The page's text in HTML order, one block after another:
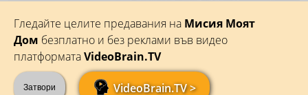
Профили за ъгли и ръбове за
гипсокартон
Гледайте целите предавания на Мисия Моят
Дом безплатно и без реклами във видео
платформатаVideoBrain.TV
Затвори VideoBrain.TV >